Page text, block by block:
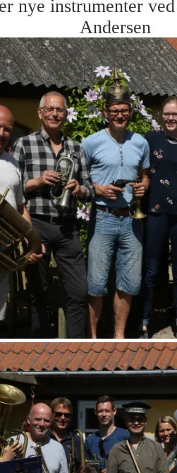
nye instrumenter
Andersen